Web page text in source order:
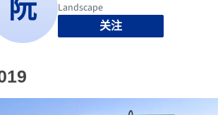
关注